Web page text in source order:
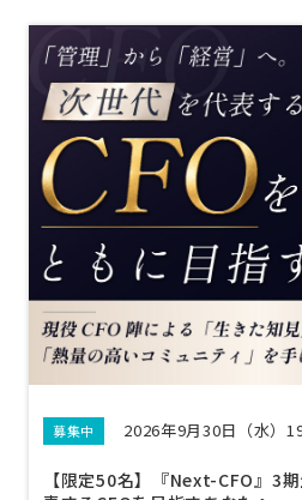
募集中 2026年9月30日（水）
【限定50名】『Next-CFO』3